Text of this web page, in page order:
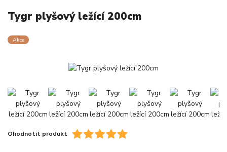
Tygr plyšový ležící 200cm
Akce
Ohodnotit produkt